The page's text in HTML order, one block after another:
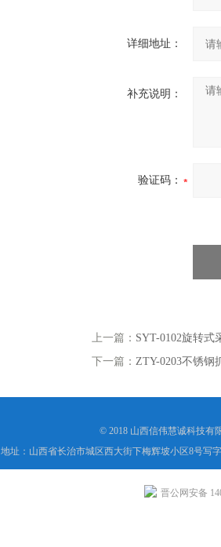
详细地址：
补充说明：
验证码：
上一篇： SYT-0102旋转式
下一篇： ZTY-0203不锈钢
© 2018 山西信伟慧诚科技有
地址：山西省长治市城区西大街下梅辉坡小区8号写
晋公网安备